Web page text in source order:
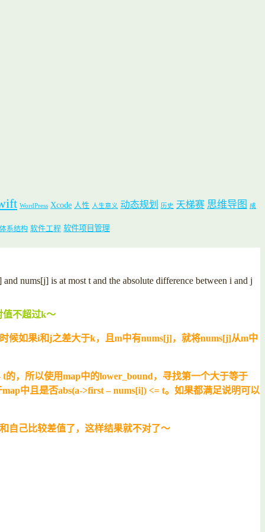
WordPress Xcode 人性 人生意义 动态规划 历史 天梯赛 思维导图 成
系结构 软件工程 软件项目管理
nums[j] is at most t and the absolute difference between i and j
值不超过k～
候如果i和j之差大于k，且m中有nums[j]，就将nums[j]从m中
，所以使用map中的lower_bound，寻找第一个大于等于
中且是否abs(a->first – nums[i]) <= t。如果都满足说明可以
自己比较差值了，这样结果就不对了～